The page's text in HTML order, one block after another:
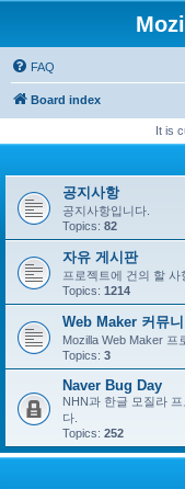
FAQ
Board index
It is
공지사항
공지사항입니다.
Topics: 82
자유 게시판
프로젝트에 건의 할 사
Topics: 1214
Web Maker 커뮤니
Mozilla Web Maker 프
Topics: 3
Naver Bug Day
NHN과 한글 모질라
다.
Topics: 252